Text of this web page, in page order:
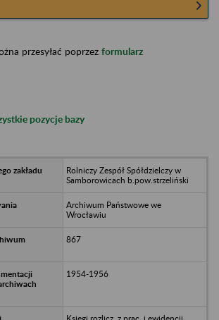
przesyłać poprzez formularz
pozycje bazy
Rolniczy Zespół Spółdzielczy w
Samborowicach b.pow.strzeliński
Archiwum Państwowe we
Wrocławiu
867
1954-1956